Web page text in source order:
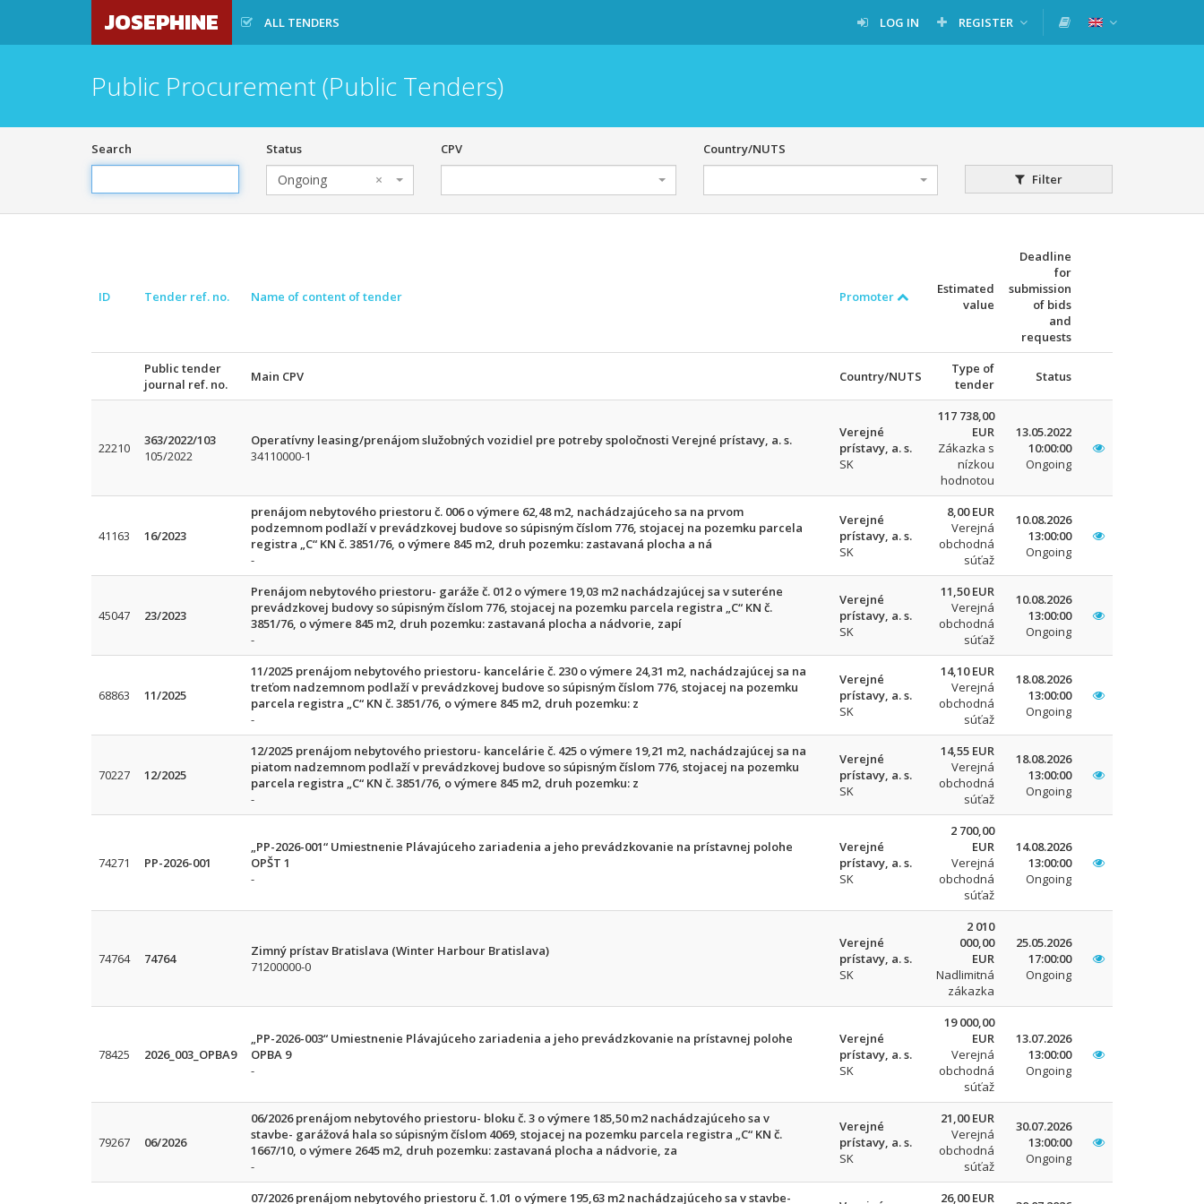
JOSEPHINE ALL TENDERS LOG IN REGISTER
Public Procurement (Public Tenders)
Search Status
×
Ongoing
CPV
Country/NUTS
Filter
ID Tender ref. no. Name of content of tender Promoter
Estimated
value
Deadline
for
submission
of bids
and
requests
Public tender
journal ref. no.
Main CPV Country/NUTS
Type of
tender
Status
22210
363/2022/103
105/2022
Operatívny leasing/prenájom služobných vozidiel pre potreby spoločnosti Verejné prístavy, a. s.
34110000-1
Verejné
prístavy, a. s.
SK
117 738,00
EUR
Zákazka s
nízkou
hodnotou
13.05.2022
10:00:00
Ongoing
41163 16/2023
prenájom nebytového priestoru č. 006 o výmere 62,48 m2, nachádzajúceho sa na prvom
podzemnom podlaží v prevádzkovej budove so súpisným číslom 776, stojacej na pozemku parcela
registra „C“ KN č. 3851/76, o výmere 845 m2, druh pozemku: zastavaná plocha a ná
-
Verejné
prístavy, a. s.
SK
8,00 EUR
Verejná
obchodná
súťaž
10.08.2026
13:00:00
Ongoing
45047 23/2023
Prenájom nebytového priestoru- garáže č. 012 o výmere 19,03 m2 nachádzajúcej sa v suteréne
prevádzkovej budovy so súpisným číslom 776, stojacej na pozemku parcela registra „C“ KN č.
3851/76, o výmere 845 m2, druh pozemku: zastavaná plocha a nádvorie, zapí
-
Verejné
prístavy, a. s.
SK
11,50 EUR
Verejná
obchodná
súťaž
10.08.2026
13:00:00
Ongoing
68863 11/2025
11/2025 prenájom nebytového priestoru- kancelárie č. 230 o výmere 24,31 m2, nachádzajúcej sa na
treťom nadzemnom podlaží v prevádzkovej budove so súpisným číslom 776, stojacej na pozemku
parcela registra „C“ KN č. 3851/76, o výmere 845 m2, druh pozemku: z
-
Verejné
prístavy, a. s.
SK
14,10 EUR
Verejná
obchodná
súťaž
18.08.2026
13:00:00
Ongoing
70227 12/2025
12/2025 prenájom nebytového priestoru- kancelárie č. 425 o výmere 19,21 m2, nachádzajúcej sa na
piatom nadzemnom podlaží v prevádzkovej budove so súpisným číslom 776, stojacej na pozemku
parcela registra „C“ KN č. 3851/76, o výmere 845 m2, druh pozemku: z
-
Verejné
prístavy, a. s.
SK
14,55 EUR
Verejná
obchodná
súťaž
18.08.2026
13:00:00
Ongoing
74271 PP-2026-001
„PP-2026-001“ Umiestnenie Plávajúceho zariadenia a jeho prevádzkovanie na prístavnej polohe
OPŠT 1
-
Verejné
prístavy, a. s.
SK
2 700,00
EUR
Verejná
obchodná
súťaž
14.08.2026
13:00:00
Ongoing
74764 74764
Zimný prístav Bratislava (Winter Harbour Bratislava)
71200000-0
Verejné
prístavy, a. s.
SK
2 010
000,00
EUR
Nadlimitná
zákazka
25.05.2026
17:00:00
Ongoing
78425 2026_003_OPBA9
„PP-2026-003“ Umiestnenie Plávajúceho zariadenia a jeho prevádzkovanie na prístavnej polohe
OPBA 9
-
Verejné
prístavy, a. s.
SK
19 000,00
EUR
Verejná
obchodná
súťaž
13.07.2026
13:00:00
Ongoing
79267 06/2026
06/2026 prenájom nebytového priestoru- bloku č. 3 o výmere 185,50 m2 nachádzajúceho sa v
stavbe- garážová hala so súpisným číslom 4069, stojacej na pozemku parcela registra „C“ KN č.
1667/10, o výmere 2645 m2, druh pozemku: zastavaná plocha a nádvorie, za
-
Verejné
prístavy, a. s.
SK
21,00 EUR
Verejná
obchodná
súťaž
30.07.2026
13:00:00
Ongoing
07/2026 prenájom nebytového priestoru č. 1.01 o výmere 195,63 m2 nachádzajúceho sa v stavbe- 26,00 EUR